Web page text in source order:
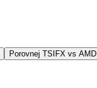
Porovnej TSIFX vs AMD